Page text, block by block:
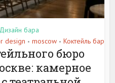
Дизайн бара
design • moscow • Коктейль бар
бюро
камерное